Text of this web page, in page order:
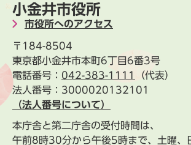
小金井市役所
市役所へのアクセス
〒184-8504
東京都小金井市本町6丁目6番3号
電話番号： 042-383-1111
（代表）
法人番号：3000020132101
（法人番号について）
本庁舎と第二庁舎の受付時間は、
午前8時30分から午後5時まで、土曜、